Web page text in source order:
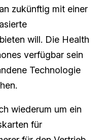
zukünftig mit einer
will. Die Health
verfügbar sein
Technologie
wiederum um ein
für